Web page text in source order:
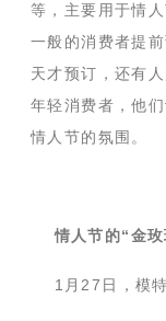
等，主要用于情
一般的消费者提
天才预订，还有
年轻消费者，他
情人节的氛围。
情人节的“金玫
1月27日，模特